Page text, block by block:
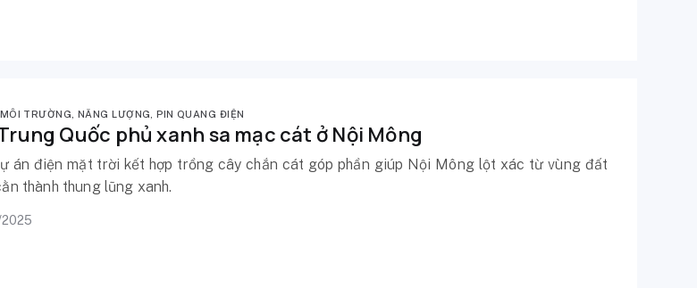
TRƯỜNG NĂNG LƯỢNG ,PIN QUANG ĐIỆN
Quốc phủ xanh sa mạc cát ở Nội Mông
án điện mặt trời kết hợp trồng cây chắn cát góp phần giúp Nội Mông lột xác từ vùng đất
thành thung lũng xanh.